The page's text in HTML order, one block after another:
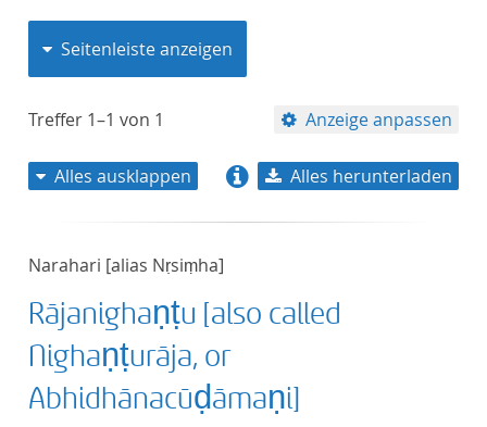
Seitenleiste anzeigen
Treffer 1–1 von 1 Anzeige anpassen
Titel absteigend
Alles ausklappen Alles herunterladen
Narahari [alias Nṛsiṃha]
Rājanighaṇṭu [also called
Nighaṇṭurāja, or
Abhidhānacūḍāmaṇi]